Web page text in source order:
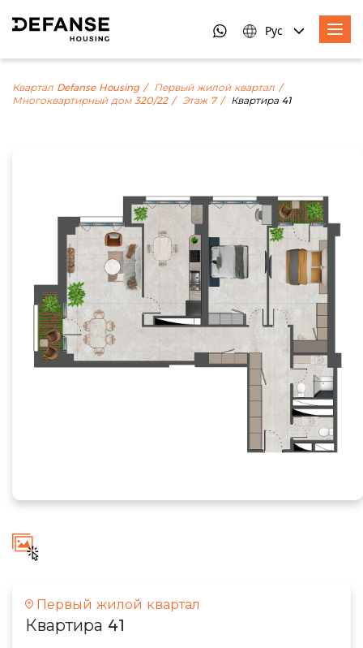
Рус
Квартал Defanse Housing
Первый жилой квартал
Многоквартирный дом 320/22
Этаж 7 Квартира 41
Первый жилой квартал
Квартира 41